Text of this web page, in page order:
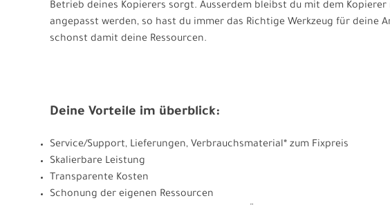
Betrieb deines Kopierers sorgt. Ausserdem bleibst du mit dem
angepasst werden, so hast du immer das Richtige Werkzeug für deine
schonst damit deine Ressourcen.
Deine Vorteile im überblick:
Service/Support, Lieferungen, Verbrauchsmaterial* zum Fixpreis
Skalierbare Leistung
Transparente Kosten
Schonung der eigenen Ressourcen